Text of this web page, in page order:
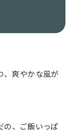
、爽やかな風が
の、ご飯いっぱ